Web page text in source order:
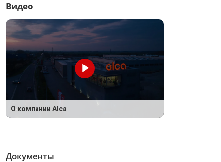
Видео
О компании Alca
Документы